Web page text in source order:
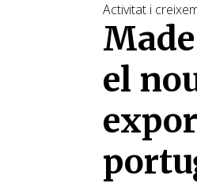
Activitat i
el